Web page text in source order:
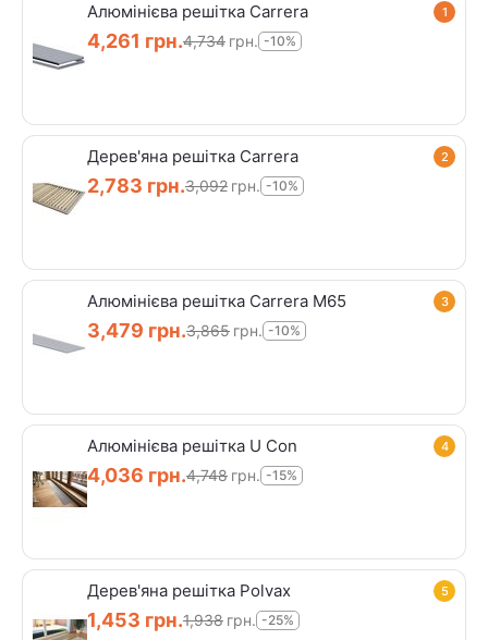
1
Алюмінієва решітка Carrera
4,261 грн.4,734 грн. -10%
2
Дерев'яна решітка Carrera
2,783 грн.3,092 грн. -10%
3
Алюмінієва решітка Carrera M65
3,479 грн.3,865 грн. -10%
4
Алюмінієва решітка U Con
4,036 грн.4,748 грн. -15%
5
Дерев'яна решітка Polvax
1,453 грн.1,938 грн. -25%